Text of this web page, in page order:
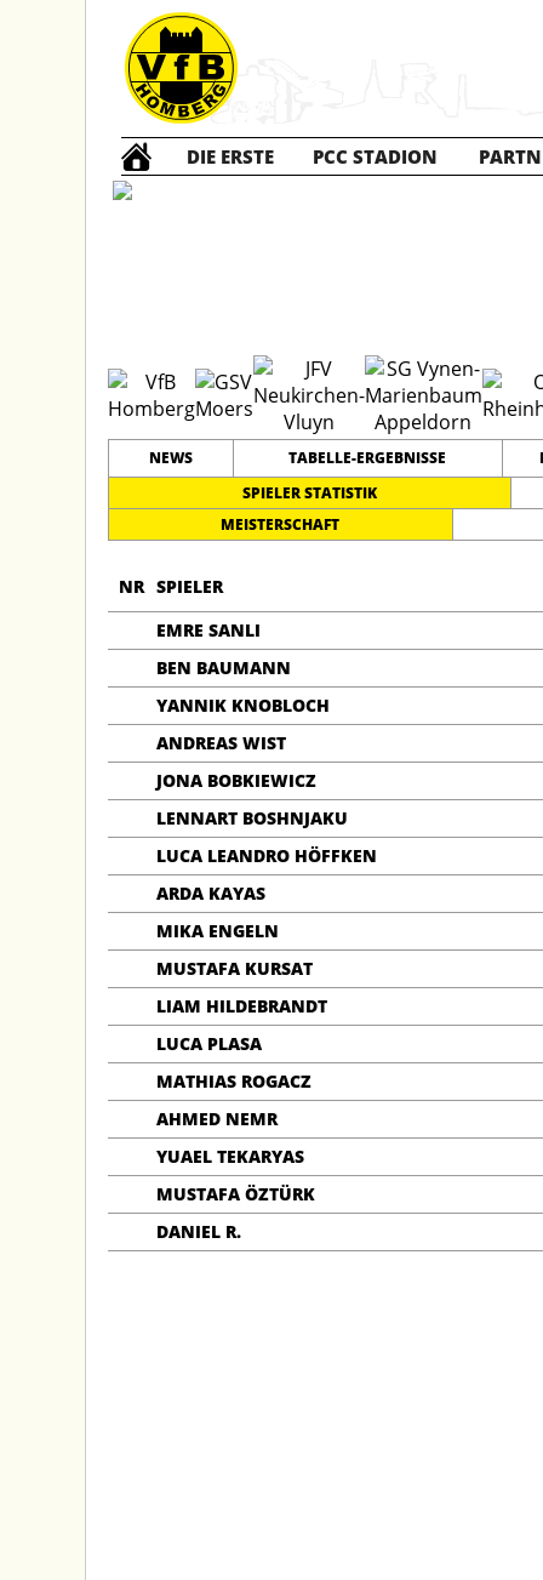
DIE ERSTE PCC STADION
NEWS TABELLE-ERGEBNISSE
SPIELER STATISTIK
MEISTERSCHAFT
NR SPIELER
EMRE SANLI
BEN BAUMANN
YANNIK KNOBLOCH
ANDREAS WIST
JONA BOBKIEWICZ
LENNART BOSHNJAKU
LUCA LEANDRO HÖFFKEN
ARDA KAYAS
MIKA ENGELN
MUSTAFA KURSAT
LIAM HILDEBRANDT
LUCA PLASA
MATHIAS ROGACZ
AHMED NEMR
YUAEL TEKARYAS
MUSTAFA ÖZTÜRK
DANIEL R.